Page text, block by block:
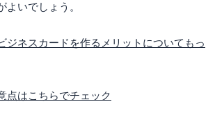
よいでしょう。
ジネスカードを作るメリットについてもっ
点はこちらでチェック